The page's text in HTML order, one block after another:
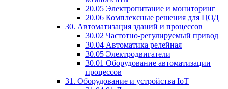
20.05 Электропитание и мониторинг
20.06 Комплексные решения для ЦОД
30. Автоматизация зданий и процессов
30.02 Частотно-регулируемый привод
30.04 Автоматика релейная
30.05 Электродвигатели
30.01 Оборудование автоматизации
процессов
31. Оборудование и устройства IoT